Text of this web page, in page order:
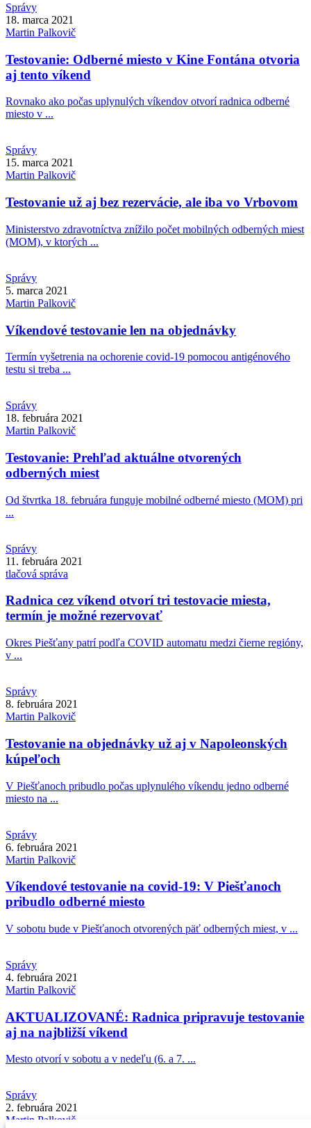
Správy
18. marca 2021
Martin Palkovič
Testovanie: Odberné miesto v Kine Fontána otvoria
aj tento víkend
Rovnako ako počas uplynulých víkendov otvorí radnica odberné
miesto v ...
Správy
15. marca 2021
Martin Palkovič
Testovanie už aj bez rezervácie, ale iba vo Vrbovom
Ministerstvo zdravotníctva znížilo počet mobilných odberných miest
(MOM), v ktorých ...
Správy
5. marca 2021
Martin Palkovič
Víkendové testovanie len na objednávky
Termín vyšetrenia na ochorenie covid-19 pomocou antigénového
testu si treba ...
Správy
18. februára 2021
Martin Palkovič
Testovanie: Prehľad aktuálne otvorených
odberných miest
Od štvrtka 18. februára funguje mobilné odberné miesto (MOM) pri
...
Správy
11. februára 2021
tlačová správa
Radnica cez víkend otvorí tri testovacie miesta,
termín je možné rezervovať
Okres Piešťany patrí podľa COVID automatu medzi čierne regióny,
v ...
Správy
8. februára 2021
Martin Palkovič
Testovanie na objednávky už aj v Napoleonských
kúpeľoch
V Piešťanoch pribudlo počas uplynulého víkendu jedno odberné
miesto na ...
Správy
6. februára 2021
Martin Palkovič
Víkendové testovanie na covid-19: V Piešťanoch
pribudlo odberné miesto
V sobotu bude v Piešťanoch otvorených päť odberných miest, v ...
Správy
4. februára 2021
Martin Palkovič
AKTUALIZOVANÉ: Radnica pripravuje testovanie
aj na najbližší víkend
Mesto otvorí v sobotu a v nedeľu (6. a 7. ...
Správy
2. februára 2021
Martin Palkovič